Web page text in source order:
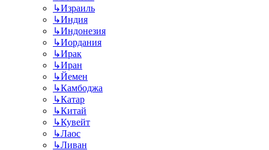
↳Израиль
↳Индия
↳Индонезия
↳Иордания
↳Ирак
↳Иран
↳Йемен
↳Камбоджа
↳Катар
↳Китай
↳Кувейт
↳Лаос
↳Ливан